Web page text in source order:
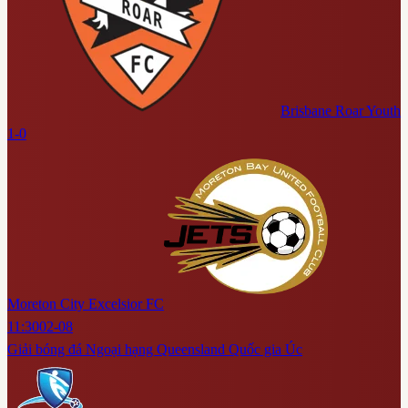
Brisbane Roar Youth
1-0
Moreton City Excelsior FC
11:3002-08
Giải bóng đá Ngoại hạng Queensland Quốc gia Úc